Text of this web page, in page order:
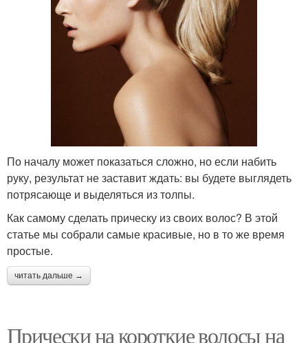
По началу может показаться сложно, но если набить
руку, результат не заставит ждать: вы будете выглядеть
потрясающе и выделяться из толпы.
Как самому сделать прическу из своих волос? В этой
статье мы собрали самые красивые, но в то же время
простые.
читать дальше →
Прически на короткие волосы на